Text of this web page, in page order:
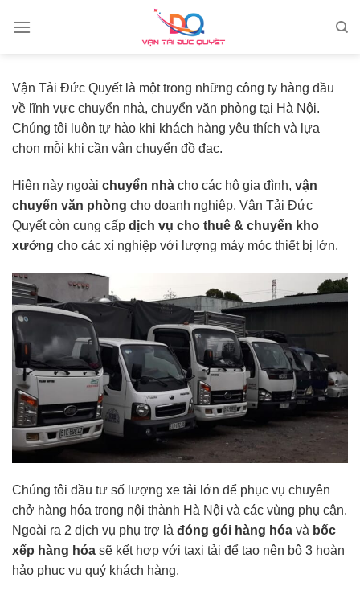
Vận Tải Đức Quyết là một trong những công ty hàng đầu
về lĩnh vực chuyển nhà, chuyển văn phòng tại Hà Nội.
Chúng tôi luôn tự hào khi khách hàng yêu thích và lựa
chọn mỗi khi cần vận chuyển đồ đạc.
Hiện này ngoài chuyển nhà cho các hộ gia đình, vận
chuyển văn phòng cho doanh nghiệp. Vận Tải Đức
Quyết còn cung cấp dịch vụ cho thuê & chuyển kho
xưởng cho các xí nghiệp với lượng máy móc thiết bị lớn.
Chúng tôi đầu tư số lượng xe tải lớn để phục vụ chuyên
chở hàng hóa trong nội thành Hà Nội và các vùng phụ cận.
Ngoài ra 2 dịch vụ phụ trợ là đóng gói hàng hóa và bốc
xếp hàng hóa sẽ kết hợp với taxi tải để tạo nên bộ 3 hoàn
hảo phục vụ quý khách hàng.